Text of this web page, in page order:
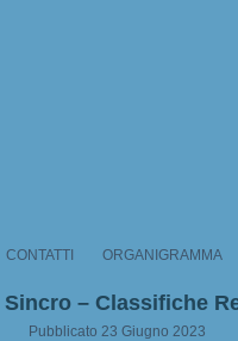
CONTATTI ORGANIGRAMMA
Sincro – Classifiche
Pubblicato 23 Giugno 2023